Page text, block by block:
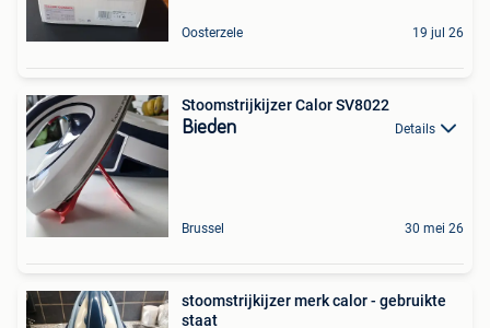
Oosterzele 19 jul 26
Stoomstrijkijzer Calor SV8022
Bieden Details
Brussel 30 mei 26
stoomstrijkijzer merk calor - gebruikte
staat